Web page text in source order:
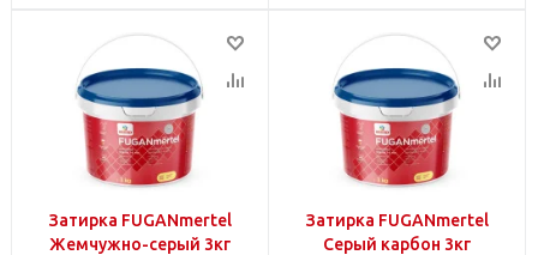
Затирка FUGANmertel
Жемчужно-серый 3кг
Затирка FUGANmertel
Серый карбон 3кг